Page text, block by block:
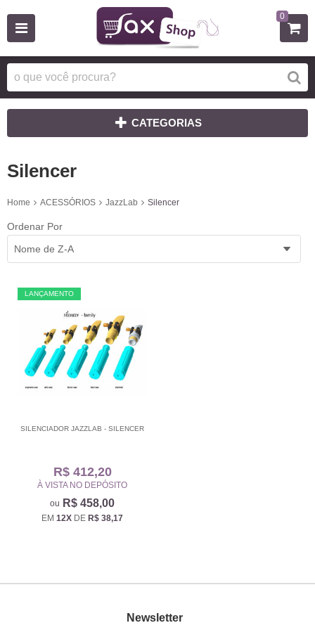
0
CATEGORIAS
Silencer
Home ACESSÓRIOS JazzLab Silencer
Ordenar Por
Nome de Z-A
LANÇAMENTO
SILENCIADOR JAZZLAB - SILENCER
R$ 412,20
À VISTA NO DEPÓSITO
R$ 458,00
EM 12X DE R$ 38,17
Newsletter